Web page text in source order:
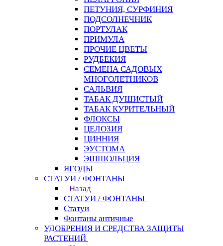
ПЕТУНИЯ, СУРФИНИЯ
ПОДСОЛНЕЧНИК
ПОРТУЛАК
ПРИМУЛА
ПРОЧИЕ ЦВЕТЫ
РУДБЕКИЯ
СЕМЕНА САДОВЫХ
МНОГОЛЕТНИКОВ
САЛЬВИЯ
ТАБАК ДУШИСТЫЙ
ТАБАК КУРИТЕЛЬНЫЙ
ФЛОКСЫ
ЦЕЛОЗИЯ
ЦИННИЯ
ЭУСТОМА
ЭШШОЛЬЦИЯ
ЯГОДЫ
СТАТУИ / ФОНТАНЫ
Назад
СТАТУИ / ФОНТАНЫ
Статуи
Фонтаны античные
УДОБРЕНИЯ И СРЕДСТВА ЗАЩИТЫ
РАСТЕНИЙ